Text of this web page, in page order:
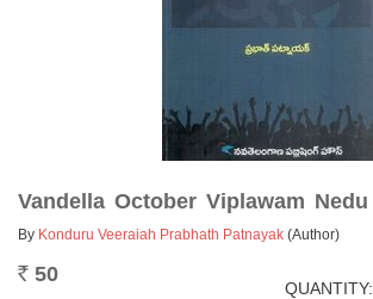
Vandella October Viplawam Nedu
By Konduru Veeraiah Prabhath Patnayak (Author)
Rs. 50
QUANTITY: